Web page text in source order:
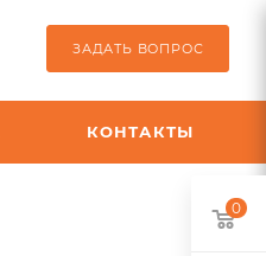
ЗАДАТЬ ВОПРОС
КОНТАКТЫ
0